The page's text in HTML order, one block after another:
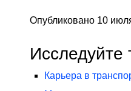
Опубликовано 10
Исследуйте
Карьера в